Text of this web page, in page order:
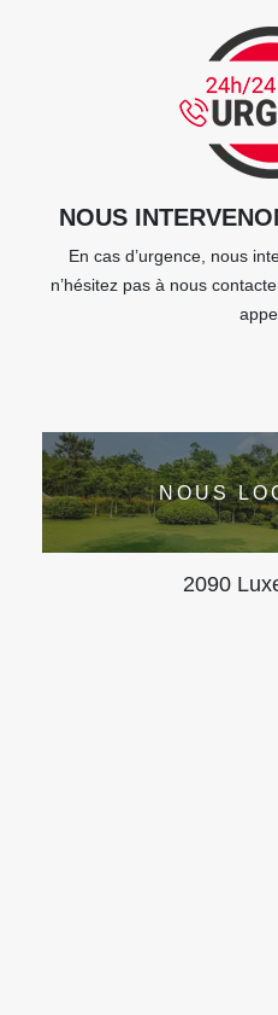
NOUS
En cas d’urgence, nous
n’hésitez pas à nous
NOUS
2090